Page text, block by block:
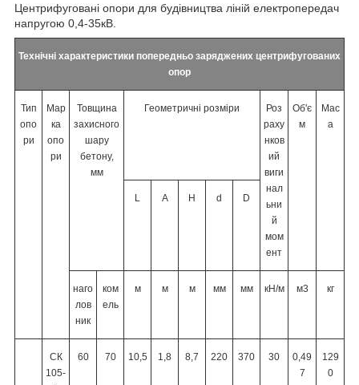
Центрифуговані опори для будівництва ліній електропередач
напругою 0,4-35кВ.
Технічні характеристики попередньо заряджених центрифугованих
опор
Тип
опо
ри
Мар
ка
опо
ри
Товщина
захисного
шару
бетону,
мм
Геометричні розміри
Роз
раху
нков
ий
виги
нал
ьни
й
мом
ент
Об'є
м
Мас
а
L A H d D
наго
лов
ник
ком
ель
м м м мм мм кН/м м3 кг
СК
105-
60 70 10,5 1,8 8,7 220 370 30
0,49
7
129
0